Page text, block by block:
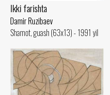
Ikki farishta
Damir Ruzibaev
Shamot, guash (63x13) - 1991 yil